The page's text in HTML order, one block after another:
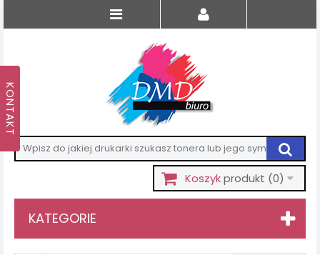
Koszykprodukt (0)
KATEGORIE